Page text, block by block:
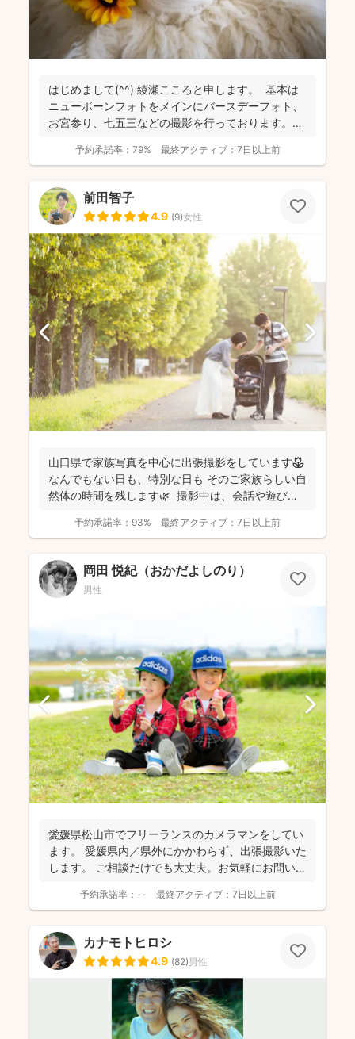
はじめまして(^^) 綾瀬こころと申します。 基本は
ニューボーンフォトをメインにバースデーフォト、
お宮参り、七五三などの撮影を行っております。
予約承諾率： 79% 最終アクティブ： 7日以上前
前田智子
4.9 (9)女性
山口県で家族写真を中心に出張撮影をしています🌷
なんでもない日も、特別な日も そのご家族らしい自
然体の時間を残します🌿 撮影中は、会話や遊びを
予約承諾率： 93% 最終アクティブ： 7日以上前
岡田 悦紀（おかだよしのり）
男性
愛媛県松山市でフリーランスのカメラマンをしてい
ます。 愛媛県内／県外にかかわらず、出張撮影いた
します。 ご相談だけでも大丈夫。お気軽にお問い合
予約承諾率： -- 最終アクティブ： 7日以上前
カナモトヒロシ
4.9 (82)男性